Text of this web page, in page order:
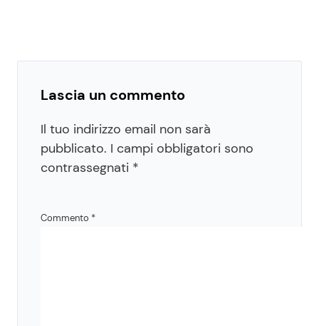
Lascia un commento
Il tuo indirizzo email non sarà
pubblicato. I campi obbligatori sono
contrassegnati *
Commento *